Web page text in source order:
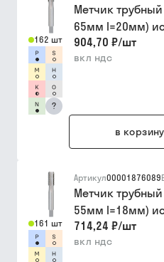
162 шт
?
Метчик трубный
65мм I=20мм)
904,70 ₽/шт
вкл ндс
в корзину
161 шт
Артикул00001876089
Метчик трубный
55мм I=18мм)
714,24 ₽/шт
вкл ндс